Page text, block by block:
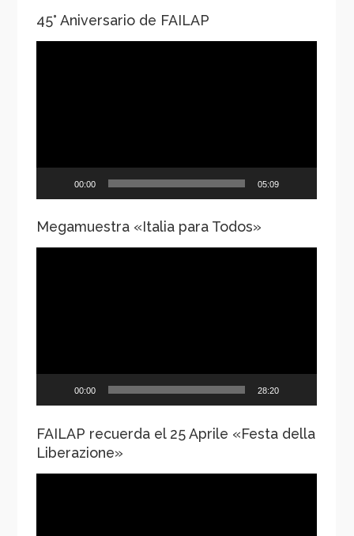
45° Aniversario de FAILAP
00:00 05:09
Megamuestra «Italia para Todos»
00:00 28:20
FAILAP recuerda el 25 Aprile «Festa della
Liberazione»